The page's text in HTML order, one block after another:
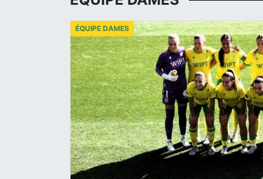
ÉQUIPE DAMES